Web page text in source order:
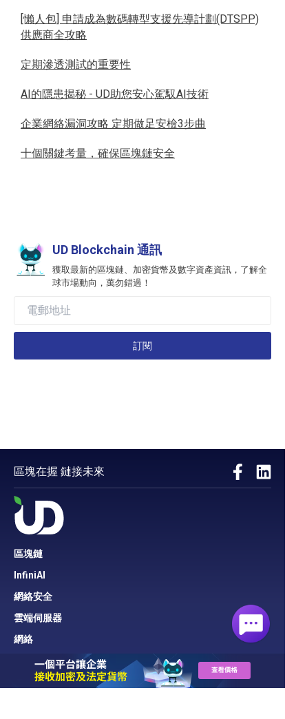
[懶人包] 申請成為數碼轉型支援先導計劃(DTSPP)
供應商全攻略
定期滲透測試的重要性
AI的隱患揭秘 - UD助您安心駕馭AI技術
企業網絡漏洞攻略 定期做足安檢3步曲
十個關鍵考量，確保區塊鏈安全
UD Blockchain 通訊
獲取最新的區塊鏈、加密貨幣及數字資產資訊，了解全
球市場動向，萬勿錯過！
訂閱
區塊在握 鏈接未來
區塊鏈
InfiniAI
網絡安全
雲端伺服器
網絡
雲端寄存